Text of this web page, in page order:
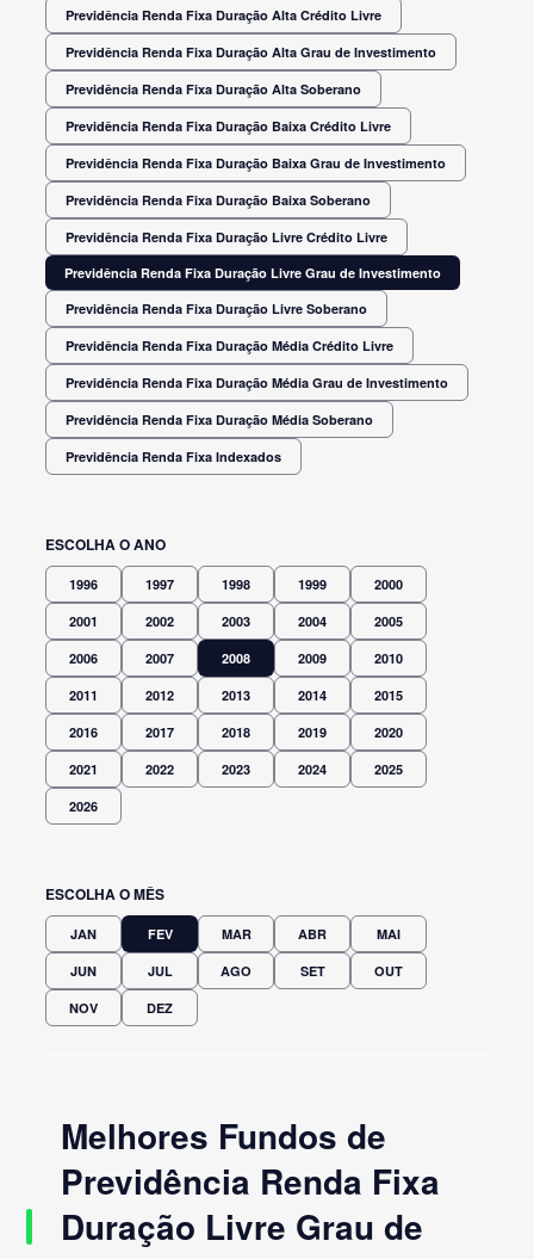
Previdência Renda Fixa Duração Alta Crédito Livre
Previdência Renda Fixa Duração Alta Grau de Investimento
Previdência Renda Fixa Duração Alta Soberano
Previdência Renda Fixa Duração Baixa Crédito Livre
Previdência Renda Fixa Duração Baixa Grau de Investimento
Previdência Renda Fixa Duração Baixa Soberano
Previdência Renda Fixa Duração Livre Crédito Livre
Previdência Renda Fixa Duração Livre Grau de Investimento
Previdência Renda Fixa Duração Livre Soberano
Previdência Renda Fixa Duração Média Crédito Livre
Previdência Renda Fixa Duração Média Grau de Investimento
Previdência Renda Fixa Duração Média Soberano
Previdência Renda Fixa Indexados
ESCOLHA O ANO
1996 1997 1998 1999 2000
2001 2002 2003 2004 2005
2006 2007 2008 2009 2010
2011 2012 2013 2014 2015
2016 2017 2018 2019 2020
2021 2022 2023 2024 2025
2026
ESCOLHA O MÊS
JAN FEV MAR ABR MAI
JUN JUL AGO SET OUT
NOV DEZ
Melhores Fundos de
Previdência Renda Fixa
Duração Livre Grau de